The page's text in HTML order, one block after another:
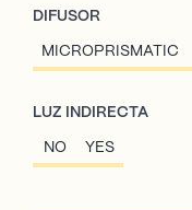
DIFUSOR
MICROPRISMATIC
LUZ INDIRECTA
NO YES